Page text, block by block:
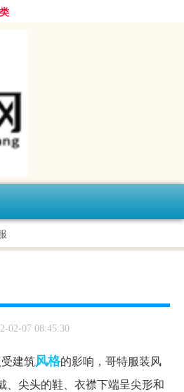
02-07 08:45:30
建筑风格的影响，哥特服装风
、尖头的鞋、衣襟下端呈尖形和